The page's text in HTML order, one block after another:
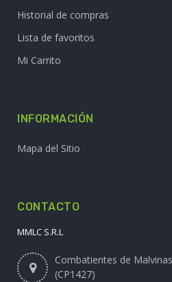
Historial de compras
Lista de favoritos
Mi Carrito
INFORMACIÓN
Mapa del Sitio
CONTACTO
MMLC S.R.L
Combatientes de
(CP1427)